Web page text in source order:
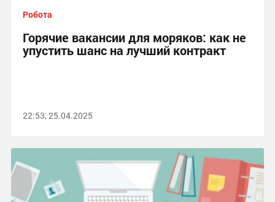
Робота
Горячие вакансии для моряков: как не
упустить шанс на лучший контракт
22:53, 25.04.2025